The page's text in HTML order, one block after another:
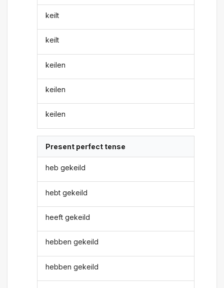
keilt
keilt
keilen
keilen
keilen
Present perfect tense
heb gekeild
hebt gekeild
heeft gekeild
hebben gekeild
hebben gekeild